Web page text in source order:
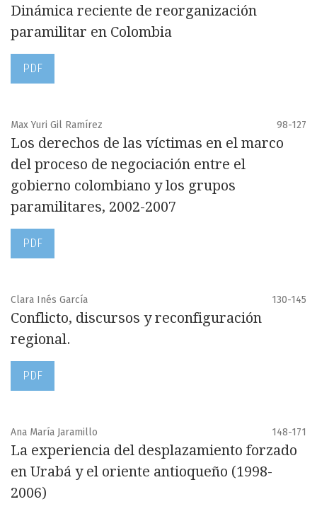
Dinámica reciente de reorganización
paramilitar en Colombia
PDF
Max Yuri Gil Ramírez 98-127
Los derechos de las víctimas en el marco
del proceso de negociación entre el
gobierno colombiano y los grupos
paramilitares, 2002-2007
PDF
Clara Inés García 130-145
Conflicto, discursos y reconfiguración
regional.
PDF
Ana María Jaramillo 148-171
La experiencia del desplazamiento forzado
en Urabá y el oriente antioqueño (1998-
2006)